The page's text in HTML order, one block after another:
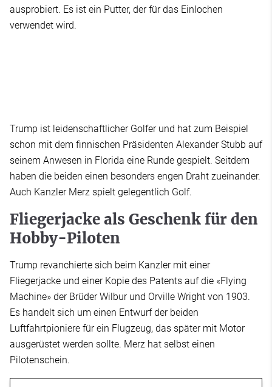
ausprobiert. Es ist ein Putter, der für das Einlochen
verwendet wird.
Trump ist leidenschaftlicher Golfer und hat zum Beispiel
schon mit dem finnischen Präsidenten Alexander Stubb auf
seinem Anwesen in Florida eine Runde gespielt. Seitdem
haben die beiden einen besonders engen Draht zueinander.
Auch Kanzler Merz spielt gelegentlich Golf.
Fliegerjacke als Geschenk für den
Hobby-Piloten
Trump revanchierte sich beim Kanzler mit einer
Fliegerjacke und einer Kopie des Patents auf die «Flying
Machine» der Brüder Wilbur und Orville Wright von 1903.
Es handelt sich um einen Entwurf der beiden
Luftfahrtpioniere für ein Flugzeug, das später mit Motor
ausgerüstet werden sollte. Merz hat selbst einen
Pilotenschein.